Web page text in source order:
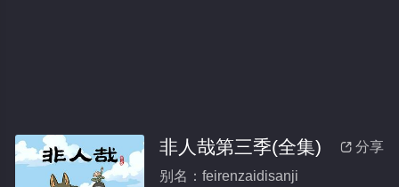
 分享
非人哉第三季(全集)
别名：feirenzaidisanji